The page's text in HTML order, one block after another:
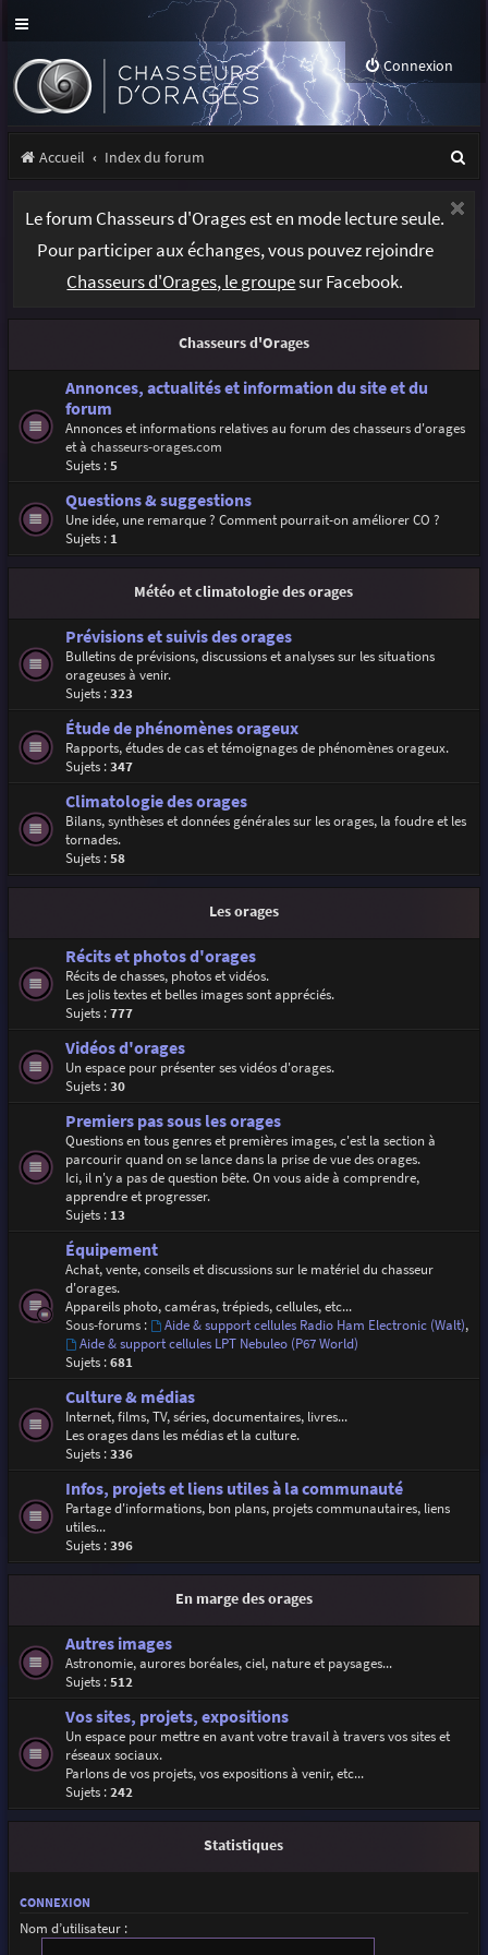
Connexion
Accueil Index du forum
r
Le forum Chasseurs d'Orages est en mode lecture seule.
Pour participer aux échanges, vous pouvez rejoindre
Chasseurs d'Orages, le groupesur Facebook.
Chasseurs d'Orages
Annonces, actualités et information du site et du
forum
Annonces et informations relatives au forum des chasseurs d'orages
et à chasseurs-orages.com
Sujets :5
Questions & suggestions
Une idée, une remarque ? Comment pourrait-on améliorer CO ?
Sujets : 1
Météo et climatologie des orages
Prévisions et suivis des orages
Bulletins de prévisions, discussions et analyses sur les situations
orageuses à venir.
Sujets :323
Étude de phénomènes orageux
Rapports, études de cas et témoignages de phénomènes orageux.
Sujets :347
Climatologie des orages
Bilans, synthèses et données générales sur les orages, la foudre et les
tornades.
Sujets :58
Les orages
Récits et photos d'orages
Récits de chasses, photos et vidéos.
Les jolis textes et belles images sont appréciés.
Sujets :777
Vidéos d'orages
Un espace pour présenter ses vidéos d'orages.
Sujets :30
Premiers pas sous les orages
Questions en tous genres et premières images, c'est la section à
parcourir quand on se lance dans la prise de vue des orages.
Ici, il n'y a pas de question bête. On vous aide à comprendre,
apprendre et progresser.
Sujets : 13
Équipement
Achat, vente, conseils et discussions sur le matériel du chasseur
d'orages.
Appareils photo, caméras, trépieds, cellules, etc...
Sous-forums :
Aide & support cellules Radio Ham Electronic (Walt),
Aide & support cellules LPT Nebuleo (P67 World)
Sujets :681
Culture & médias
Internet, films, TV, séries, documentaires, livres...
Les orages dans les médias et la culture.
Sujets :336
Infos, projets et liens utiles à la communauté
Partage d'informations, bon plans, projets communautaires, liens
utiles...
Sujets :396
En marge des orages
Autres images
Astronomie, aurores boréales, ciel, nature et paysages...
Sujets :512
Vos sites, projets, expositions
Un espace pour mettre en avant votre travail à travers vos sites et
réseaux sociaux.
Parlons de vos projets, vos expositions à venir, etc...
Sujets :242
Statistiques
CONNEXION
Nom d’utilisateur :